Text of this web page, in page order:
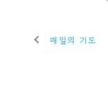
매일의 기도